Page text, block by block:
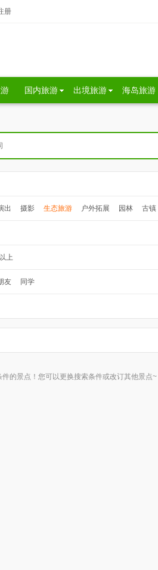
册
国内旅游 出境旅游 海岛旅游
出 摄影 生态旅游 户外拓展 园林 古镇
上
友 同学
的景点！您可以更换搜索条件或改订其他景点~